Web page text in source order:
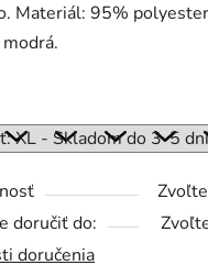
Materiál: 95%
doručiť do:
doručenia